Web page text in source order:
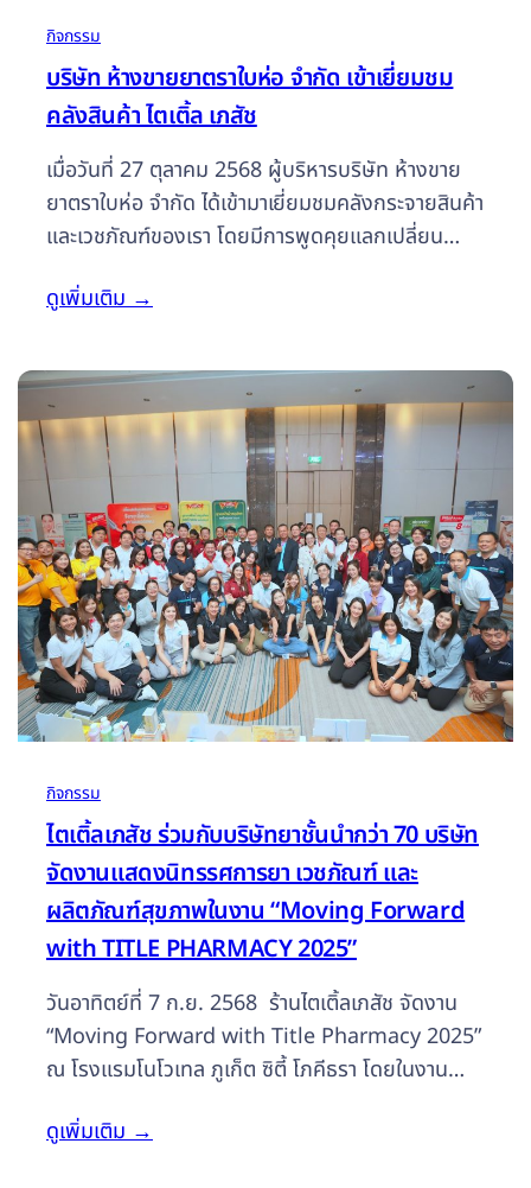
กิจกรรม
บริษัท ห้างขายยาตราใบห่อ จำกัด เข้าเยี่ยมชม
คลังสินค้า ไตเติ้ล เภสัช
เมื่อวันที่ 27 ตุลาคม 2568 ผู้บริหารบริษัท ห้างขาย
ยาตราใบห่อ จำกัด ได้เข้ามาเยี่ยมชมคลังกระจายสินค้า
และเวชภัณฑ์ของเรา โดยมีการพูดคุยแลกเปลี่ยน
ขอบคุณผู้บริหาร บริษัท ห้างขายยาตราใบห่อ จำกัด ที่
ดูเพิ่มเติม→
กิจกรรม
ไตเติ้ลเภสัช ร่วมกับบริษัทยาชั้นนำกว่า 70 บริษัท
จัดงานแสดงนิทรรศการยา เวชภัณฑ์ และ
ผลิตภัณฑ์สุขภาพในงาน “Moving Forward
with TITLE PHARMACY 2025”
วันอาทิตย์ที่ 7 ก.ย. 2568 ร้านไตเติ้ลเภสัช จัดงาน
“Moving Forward with Title Pharmacy 2025”
ณ โรงแรมโนโวเทล ภูเก็ต ซิตี้ โภคีธรา โดยในงาน
กลางวัน การออกบูธแสดงสินค้า และงานเลี้ยงอาหาร
ดูเพิ่มเติม→